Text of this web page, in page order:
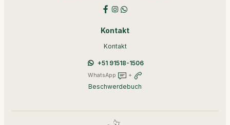
Kontakt
Kontakt
+51 91518-1506
WhatsApp +
Beschwerdebuch